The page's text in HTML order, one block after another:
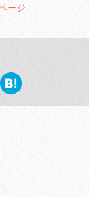
ージ